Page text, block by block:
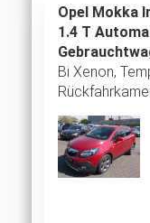
Opel Mokka
1.4 T
Bi Xenon,